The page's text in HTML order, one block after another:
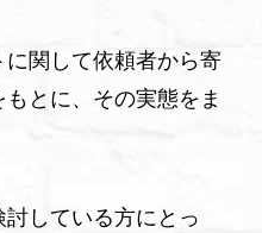
関して依頼者から寄
とに、その実態をま
している方にとっ